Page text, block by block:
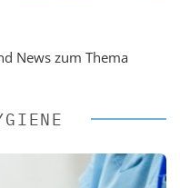
News zum Thema